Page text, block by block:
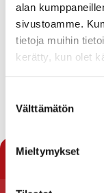
alan
sivustoamme.
tietoja muihin
kerätty, kun olet
valinta
Välttämätön
Mieltymykset
Kouluun
Ilmoitautumista
huoltajalle on
tekoon.
tunnuksensa